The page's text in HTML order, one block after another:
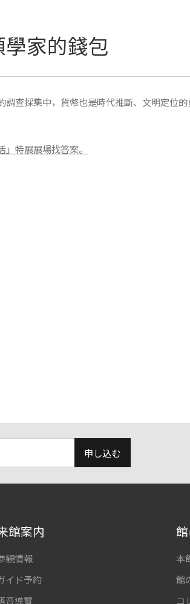
家的錢包
調查採集中，貨幣也是時代推斷、文明定位的
特展展場找答案。
申し込む
館案内
観情報
イド予約
音導覽
本
館
コ